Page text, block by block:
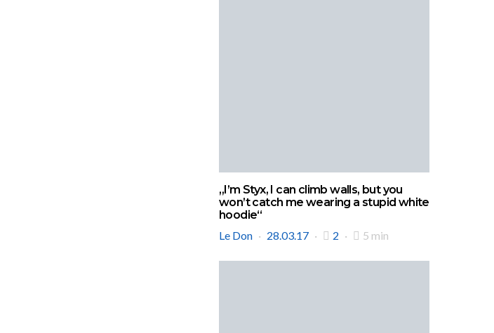
„I’m Styx, I can climb walls, but you
won’t catch me wearing a stupid white
hoodie“
Le Don
28.03.17 2 5 min